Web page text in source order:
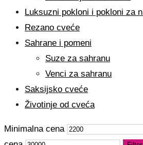
Luksuzni pokloni i pokloni za
Rezano cveće
Sahrane i pomeni
Suze za sahranu
Venci za sahranu
Saksijsko cveće
Životinje od cveća
Minimalna cena